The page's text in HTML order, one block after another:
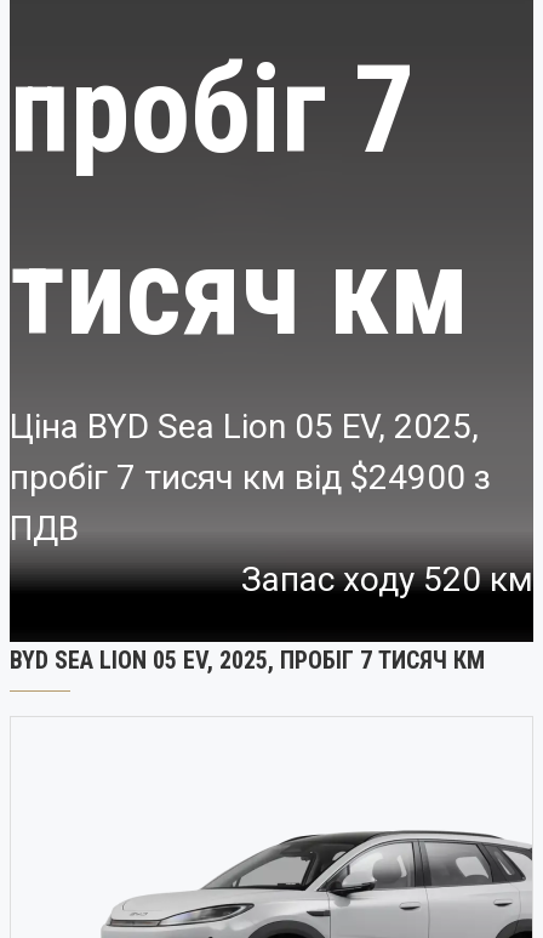
пробіг 7
тисяч км
Ціна BYD Sea Lion 05 EV, 2025,
пробіг 7 тисяч км від $24900
Запас ходу 520 км
BYD SEA LION 05 EV, 2025, ПРОБІГ 7 ТИСЯЧ КМ